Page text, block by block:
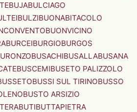
BUJABULCIAGO
BULZIBUONABITACOLO
BUONVICINO
BURCEIBURGIOBURGOS
BUSACHIBUSALLABUSANA
BUSCEMIBUSETO PALIZZOLO
BUSSI SUL TIRINOBUSSO
BUSTO ARSIZIO
BUTIBUTTAPIETRA